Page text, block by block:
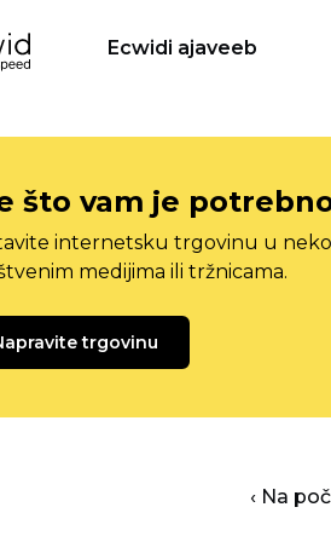
Ecwidi ajaveeb
što vam je
internetsku trgovinu u
medijima ili tržnicama.
trgovinu
‹ Na